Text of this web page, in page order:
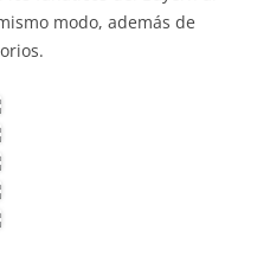
modo, además de